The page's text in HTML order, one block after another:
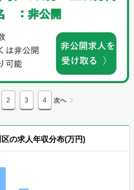
2 3 4 次へ
の求人年収分布(万円)